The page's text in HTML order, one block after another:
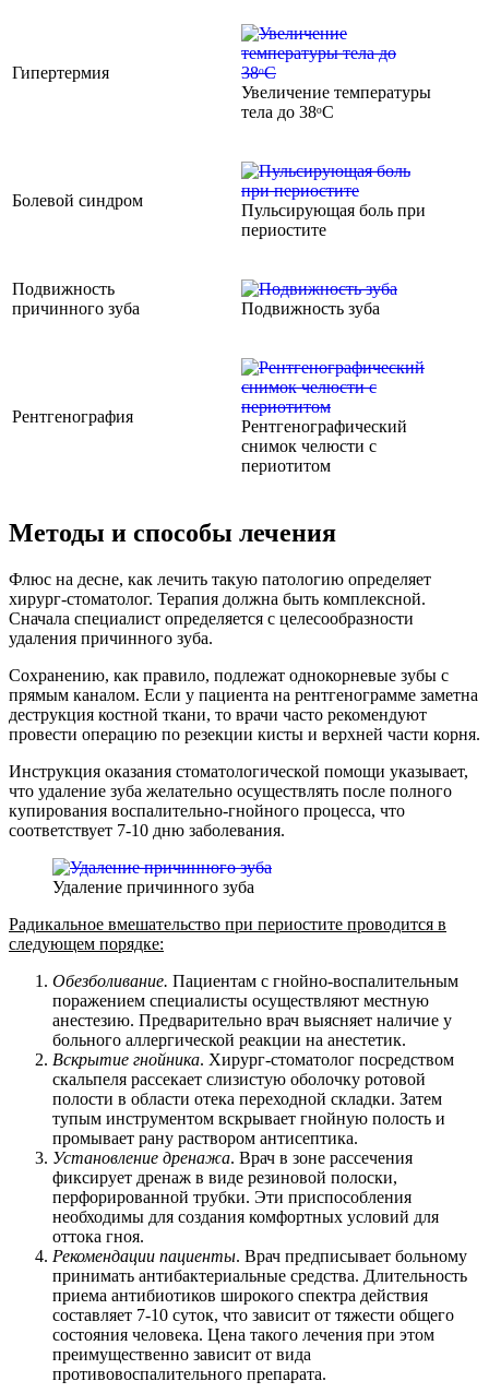
Гипертермия
Увеличение температуры
тела до 38ᵒС
Болевой синдром
Пульсирующая боль при
периостите
Подвижность
причинного зуба
Подвижность зуба
Рентгенография
Рентгенографический
снимок челюсти с
периотитом
Методы и способы лечения
Флюс на десне, как лечить такую патологию определяет
хирург-стоматолог. Терапия должна быть комплексной.
Сначала специалист определяется с целесообразности
удаления причинного зуба.
Сохранению, как правило, подлежат однокорневые зубы с
прямым каналом. Если у пациента на рентгенограмме заметна
деструкция костной ткани, то врачи часто рекомендуют
провести операцию по резекции кисты и верхней части корня.
Инструкция оказания стоматологической помощи указывает,
что удаление зуба желательно осуществлять после полного
купирования воспалительно-гнойного процесса, что
соответствует 7-10 дню заболевания.
Удаление причинного зуба
Радикальное вмешательство при периостите проводится в
следующем порядке:
Обезболивание. Пациентам с гнойно-воспалительным
поражением специалисты осуществляют местную
анестезию. Предварительно врач выясняет наличие у
больного аллергической реакции на анестетик.
Вскрытие гнойника. Хирург-стоматолог посредством
скальпеля рассекает слизистую оболочку ротовой
полости в области отека переходной складки. Затем
тупым инструментом вскрывает гнойную полость и
промывает рану раствором антисептика.
Установление дренажа. Врач в зоне рассечения
фиксирует дренаж в виде резиновой полоски,
перфорированной трубки. Эти приспособления
необходимы для создания комфортных условий для
оттока гноя.
Рекомендации пациенты. Врач предписывает больному
принимать антибактериальные средства. Длительность
приема антибиотиков широкого спектра действия
составляет 7-10 суток, что зависит от тяжести общего
состояния человека. Цена такого лечения при этом
преимущественно зависит от вида
противовоспалительного препарата.